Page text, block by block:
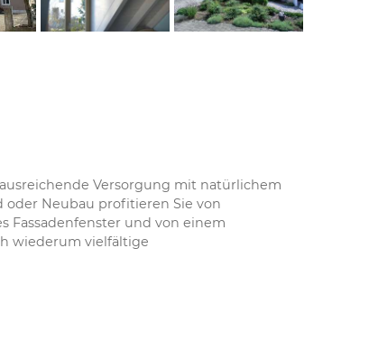
Versorgung mit natürlichem
oder Neubau profitieren Sie von
Fassadenfenster und von einem
wiederum vielfältige